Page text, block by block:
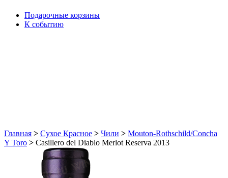
Подарочные корзины
К событию
Главная > Сухое Красное > Чили > Mouton-Rothschild/Concha
Y Toro > Casillero del Diablo Merlot Reserva 2013